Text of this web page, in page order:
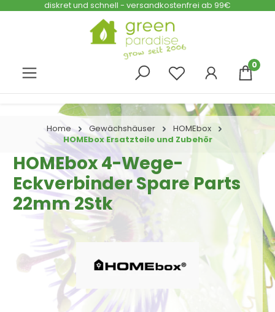
Zum Hauptinhalt springen
diskret und schnell - versandkostenfrei ab 99€
0
Home Gewächshäuser
HOMEbox
HOMEbox Ersatzteile und Zubehör
HOMEbox 4-Wege-
Eckverbinder Spare Parts
22mm 2Stk